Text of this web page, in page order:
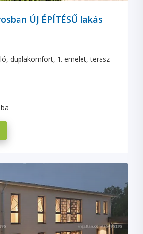
ÚJ ÉPÍTÉSŰ lakás
duplakomfort, 1. emelet, terasz